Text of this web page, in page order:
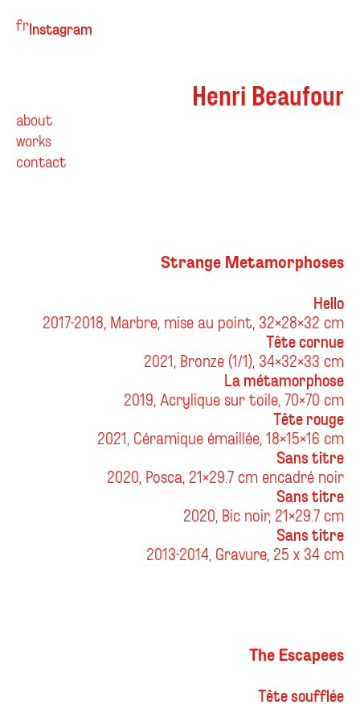
Henri Beaufour
about
works
contact
frInstagram
Strange Metamorphoses
Hello
2017-2018, Marbre, mise au point, 32x28x32 cm
Tête cornue
2021, Bronze (1/1), 34x32x33 cm
La métamorphose
2019, Acrylique sur toile, 70x70 cm
Tête rouge
2021, Céramique émaillée, 18x15x16 cm
Sans titre
2020, Posca, 21x29.7 cm encadré noir
Sans titre
2020, Bic noir, 21x29.7 cm
Sans titre
2013-2014, Gravure, 25 x 34 cm
The Escapees
Tête soufflée